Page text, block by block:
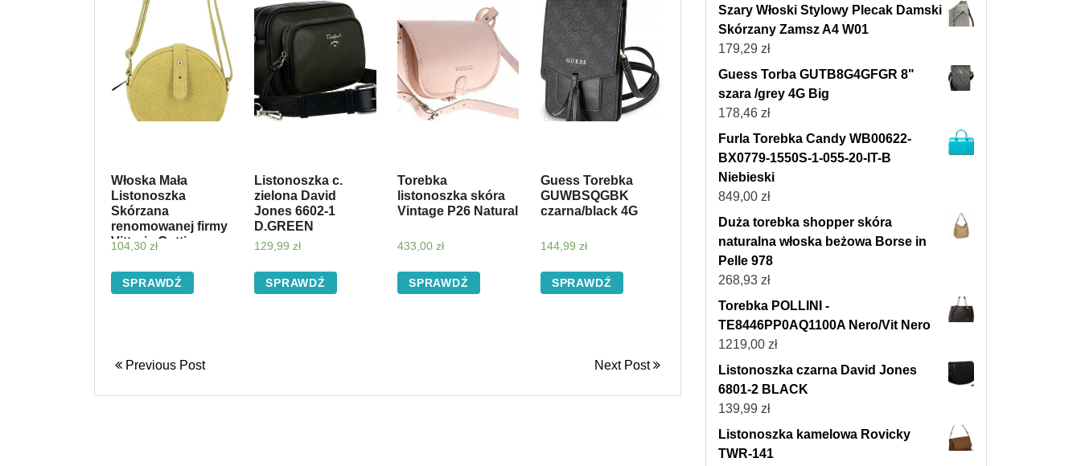
Włoska Mała
Listonoszka
Skórzana
renomowanej firmy
Vittoria Gotti
104,30 zł
SPRAWDŹ
Listonoszka c.
zielona David
Jones 6602-1
D.GREEN
129,99 zł
SPRAWDŹ
Torebka
listonoszka skóra
Vintage P26 Natural
433,00 zł
SPRAWDŹ
Guess Torebka
GUWBSQGBK
czarna/black 4G
144,99 zł
SPRAWDŹ
Previous Post Next Post
Szary Włoski Stylowy Plecak Damski
Skórzany Zamsz A4 W01
179,29 zł
Guess Torba GUTB8G4GFGR 8"
szara /grey 4G Big
178,46 zł
Furla Torebka Candy WB00622-
BX0779-1550S-1-055-20-IT-B
Niebieski
849,00 zł
Duża torebka shopper skóra
naturalna włoska beżowa Borse in
Pelle 978
268,93 zł
Torebka POLLINI -
TE8446PP0AQ1100A Nero/Vit Nero
1219,00 zł
Listonoszka czarna David Jones
6801-2 BLACK
139,99 zł
Listonoszka kamelowa Rovicky
TWR-141